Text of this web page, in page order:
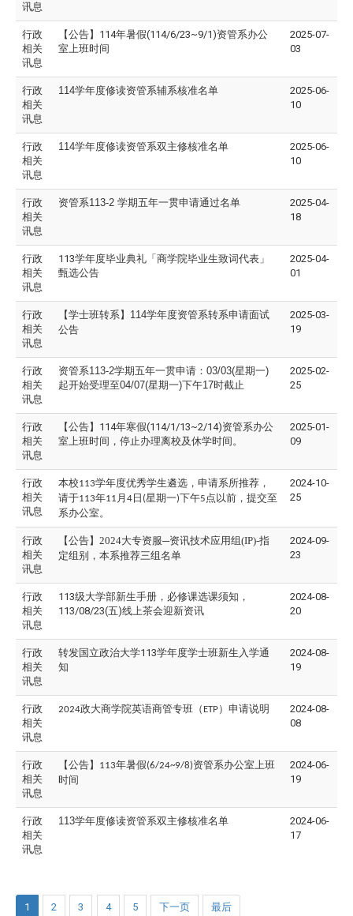
讯息
行政
相关
讯息
【公告】114年暑假(114/6/23~9/1)资管系办公
室上班时间
2025-07-
03
行政
相关
讯息
114学年度修读资管系辅系核准名单
2025-06-
10
行政
相关
讯息
114学年度修读资管系双主修核准名单
2025-06-
10
行政
相关
讯息
资管系113-2 学期五年一贯申请通过名单
2025-04-
18
行政
相关
讯息
113学年度毕业典礼「商学院毕业生致词代表」
甄选公告
2025-04-
01
行政
相关
讯息
【学士班转系】114学年度资管系转系申请面试
公告
2025-03-
19
行政
相关
讯息
资管系113-2学期五年一贯申请：03/03(星期一)
起开始受理至04/07(星期一)下午17时截止
2025-02-
25
行政
相关
讯息
【公告】114年寒假(114/1/13~2/14)资管系办公
室上班时间，停止办理离校及休学时间。
2025-01-
09
行政
相关
讯息
本校113学年度优秀学生遴选，申请系所推荐，
请于113年11 月 4 日 (星期一)下午5点以前，提交至
系办公室。
2024-10-
25
行政
相关
讯息
【公告】2024大专资服─资讯技术应用组(IP)-指
定组别，本系推荐三组名单
2024-09-
23
行政
相关
讯息
113级大学部新生手册，必修课选课须知，
113/08/23(五)线上茶会迎新资讯
2024-08-
20
行政
相关
讯息
转发国立政治大学113学年度学士班新生入学通
知
2024-08-
19
行政
相关
讯息
2024政大商学院英语商管专班（ ETP）申请说明
2024-08-
08
行政
相关
讯息
【公告】 113年暑假(6/24~9/8)资管系办公室上班
时间
2024-06-
19
行政
相关
讯息
113学年度修读资管系双主修核准名单
2024-06-
17
1 2 3 4 5 下一页 最后